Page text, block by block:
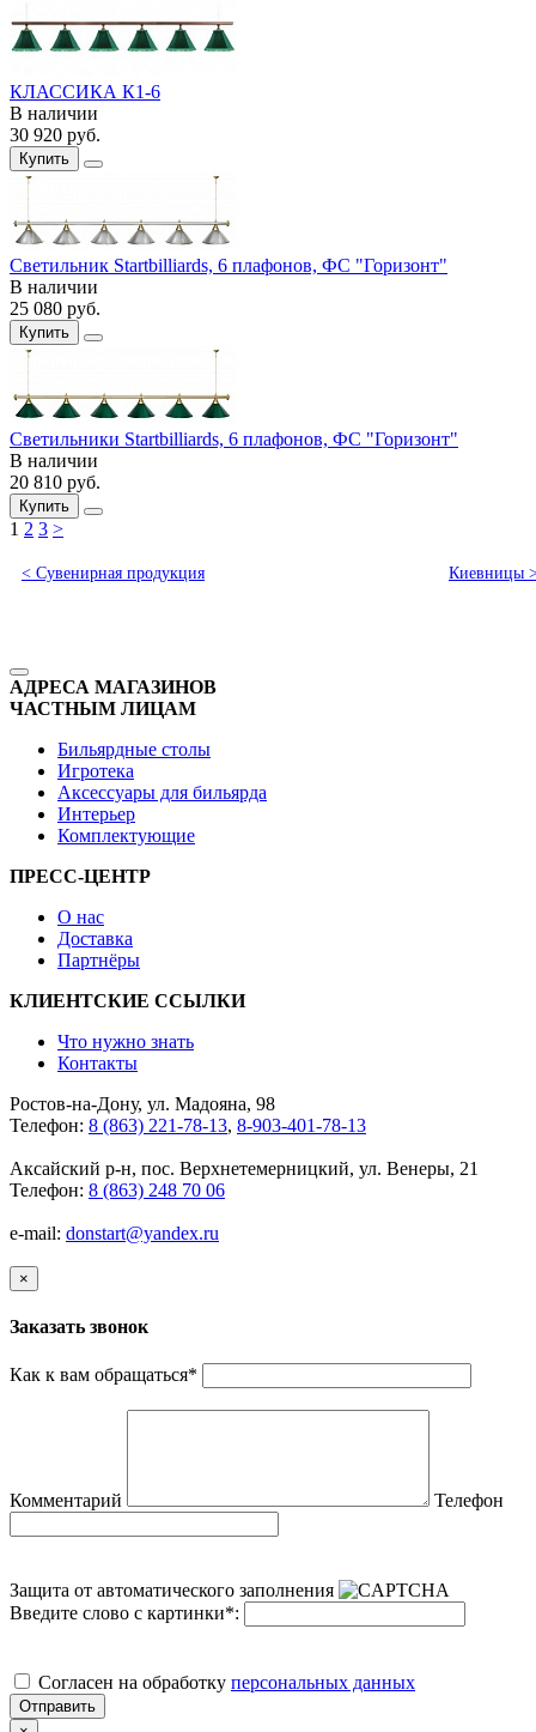
КЛАССИКА К1-6
В наличии
30 920 руб.
Купить
Светильник Startbilliards, 6 плафонов, ФС "Горизонт"
В наличии
25 080 руб.
Купить
Светильники Startbilliards, 6 плафонов, ФС "Горизонт"
В наличии
20 810 руб.
Купить
1 2 3 >
< Сувенирная продукция Киевницы
АДРЕСА МАГАЗИНОВ
ЧАСТНЫМ ЛИЦАМ
Бильярдные столы
Игротека
Аксессуары для бильярда
Интерьер
Комплектующие
ПРЕСС-ЦЕНТР
О нас
Доставка
Партнёры
КЛИЕНТСКИЕ ССЫЛКИ
Что нужно знать
Контакты
Ростов-на-Дону, ул. Мадояна, 98
Телефон: 8 (863) 221-78-13, 8-903-401-78-13
Аксайский р-н, пос. Верхнетемерницкий, ул. Венеры, 21
Телефон: 8 (863) 248 70 06
e-mail: donstart@yandex.ru
×
Заказать звонок
Как к вам обращаться*
Комментарий Телефон
Защита от автоматического заполнения
Введите слово с картинки*:
Cогласен на обработку персональных данных
Отправить